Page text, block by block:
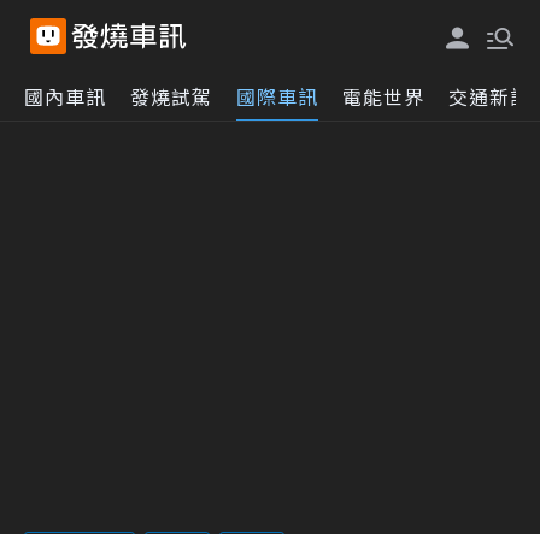
國內車訊 發燒試駕 國際車訊 電能世界 交通新訊